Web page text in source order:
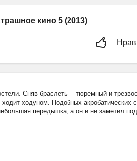
кино 5 (2013)
Сняв браслеты – тюремный и
ходуном. Подобных акробатических
передышка, а он и не заметил